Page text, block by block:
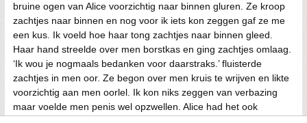
bruine ogen van Alice voorzichtig naar binnen gluren. Ze kroop
zachtjes naar binnen en nog voor ik iets kon zeggen gaf ze me
een kus. Ik voeld hoe haar tong zachtjes naar binnen gleed.
Haar hand streelde over men borstkas en ging zachtjes omlaag.
‘Ik wou je nogmaals bedanken voor daarstraks.’ fluisterde
zachtjes in men oor. Ze begon over men kruis te wrijven en likte
voorzichtig aan men oorlel. Ik kon niks zeggen van verbazing
maar voelde men penis wel opzwellen. Alice had het ook